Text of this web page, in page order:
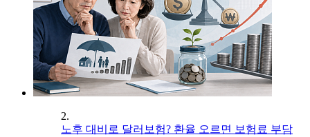
2.
노후 대비로 달러보험? 환율 오르면 보험료 부담